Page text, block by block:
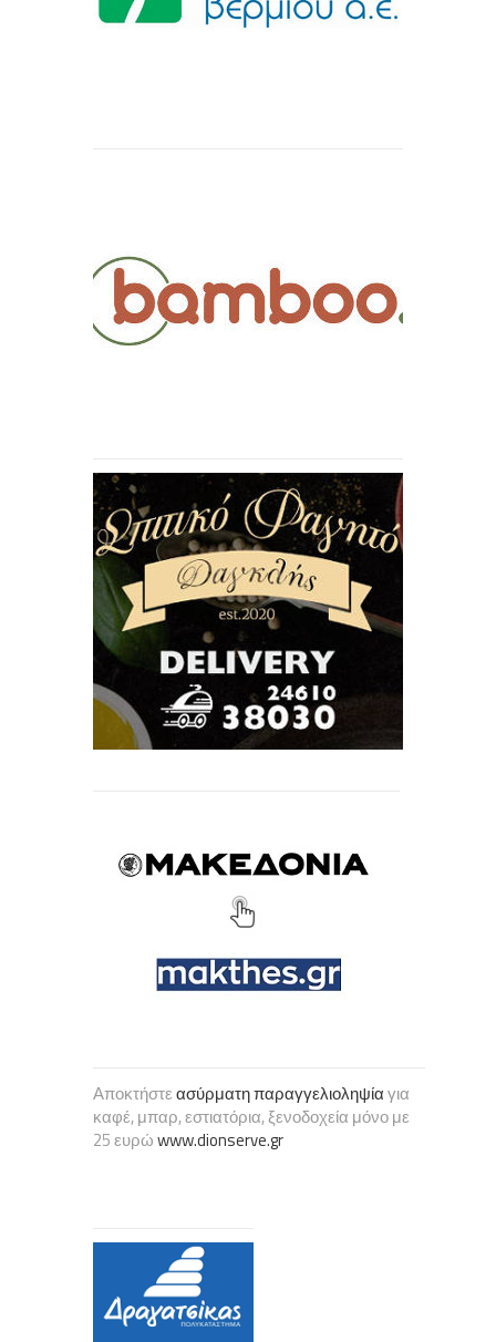
Αποκτήστεασύρματη παραγγελιοληψίαγια
καφέ, μπαρ, εστιατόρια, ξενοδοχεία μόνο με
25 ευρώwww.dionserve.gr